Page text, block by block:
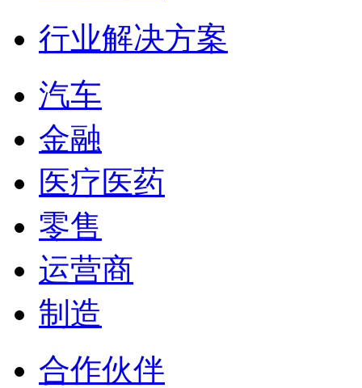
行业解决方案
汽车
金融
医疗医药
零售
运营商
制造
合作伙伴